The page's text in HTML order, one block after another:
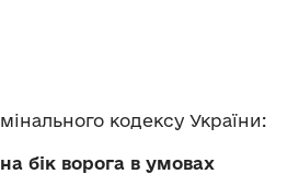
кодексу України:
бік ворога в умовах